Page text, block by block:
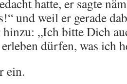
hatte, er sagte
und weil er gerade
„Ich bitte Dich
dürfen, was ich
ein.